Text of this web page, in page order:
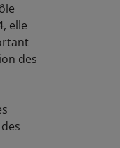
elle
des